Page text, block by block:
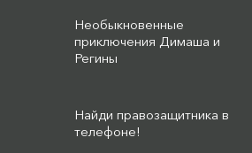
Необыкновенные
приключения Димаша и
Регины
Найди правозащитника в
телефоне!